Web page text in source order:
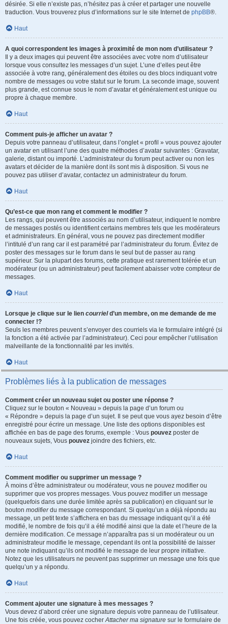
désirée. Si elle n’existe pas, n’hésitez pas à créer et partager une nouvelle
traduction. Vous trouverez plus d’informations sur le site Internet de phpBB®.
Haut
A quoi correspondent les images à proximité de mon nom d’utilisateur ?
Il y a deux images qui peuvent être associées avec votre nom d’utilisateur
lorsque vous consultez les messages d’un sujet. L’une d’elles peut être
associée à votre rang, généralement des étoiles ou des blocs indiquant votre
nombre de messages ou votre statut sur le forum. La seconde image, souvent
plus grande, est connue sous le nom d’avatar et généralement est unique ou
propre à chaque membre.
Haut
Comment puis-je afficher un avatar ?
Depuis votre panneau d’utilisateur, dans l’onglet « profil » vous pouvez ajouter
un avatar en utilisant l’une des quatre méthodes d’avatar suivantes : Gravatar,
galerie, distant ou importé. L’administrateur du forum peut activer ou non les
avatars et décider de la manière dont ils sont mis à disposition. Si vous ne
pouvez pas utiliser d’avatar, contactez un administrateur du forum.
Haut
Qu’est-ce que mon rang et comment le modifier ?
Les rangs, qui peuvent être associés au nom d’utilisateur, indiquent le nombre
de messages postés ou identifient certains membres tels que les modérateurs
et administrateurs. En général, vous ne pouvez pas directement modifier
l’intitulé d’un rang car il est paramétré par l’administrateur du forum. Évitez de
poster des messages sur le forum dans le seul but de passer au rang
supérieur. Sur la plupart des forums, cette pratique est rarement tolérée et un
modérateur (ou un administrateur) peut facilement abaisser votre compteur de
messages.
Haut
Lorsque je clique sur le lien courrield’un membre, on me demande de me
connecter !?
Seuls les membres peuvent s’envoyer des courriels via le formulaire intégré (si
la fonction a été activée par l’administrateur). Ceci pour empêcher l’utilisation
malveillante de la fonctionnalité par les invités.
Haut
Problèmes liés à la publication de messages
Comment créer un nouveau sujet ou poster une réponse ?
Cliquez sur le bouton « Nouveau » depuis la page d’un forum ou
« Répondre » depuis la page d’un sujet. Il se peut que vous ayez besoin d’être
enregistré pour écrire un message. Une liste des options disponibles est
affichée en bas de page des forums, exemple : Vous pouvez poster de
nouveaux sujets, Vous pouvez joindre des fichiers, etc.
Haut
Comment modifier ou supprimer un message ?
À moins d’être administrateur ou modérateur, vous ne pouvez modifier ou
supprimer que vos propres messages. Vous pouvez modifier un message
(quelquefois dans une durée limitée après sa publication) en cliquant sur le
bouton modifierdu message correspondant. Si quelqu’un a déjà répondu au
message, un petit texte s’affichera en bas du message indiquant qu’il a été
modifié, le nombre de fois qu’il a été modifié ainsi que la date et l’heure de la
dernière modification. Ce message n’apparaîtra pas si un modérateur ou un
administrateur modifie le message, cependant ils ont la possibilité de laisser
une note indiquant qu’ils ont modifié le message de leur propre initiative.
Notez que les utilisateurs ne peuvent pas supprimer un message une fois que
quelqu’un y a répondu.
Haut
Comment ajouter une signature à mes messages ?
Vous devez d’abord créer une signature depuis votre panneau de l’utilisateur.
Une fois créée, vous pouvez cocherAttacher ma signature sur le formulaire de